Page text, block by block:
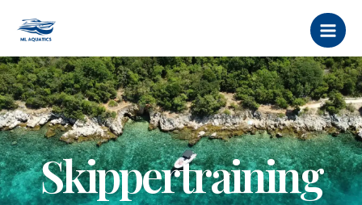
Inhalt
springen
Skippertraining